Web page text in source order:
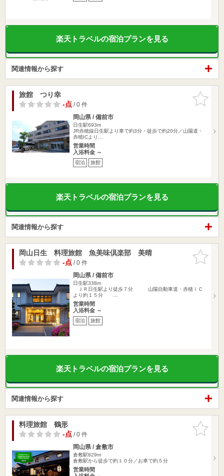
楽天トラベルの宿泊プランを見る
関連情報から探す
お気に入
りに追加
旅館 つり幸
-点/ 0 件
岡山県 / 備前市
日生駅693m
JR赤穂線日生駅より車で約3分・徒歩で約20分／山陽道・
赤穂ICより…
営業時間
入浴料金 ～
宿泊 旅館
楽天トラベルの宿泊プランを見る
関連情報から探す
お気に入
りに追加
岡山日生 料理旅館 魚美味倶楽部 美晴
-点/ 0 件
岡山県 / 備前市
日生駅338m
ＪＲ日生駅より徒歩７分 山陽自動車道・赤穂ＩＣ
より約１５分 …
営業時間
入浴料金 ～
宿泊 旅館
楽天トラベルの宿泊プランを見る
関連情報から探す
お気に入
りに追加
料理旅館 鶴形
-点/ 0 件
岡山県 / 倉敷市
倉敷駅829m
倉敷駅から徒歩で約１０分／お車で約５分
営業時間